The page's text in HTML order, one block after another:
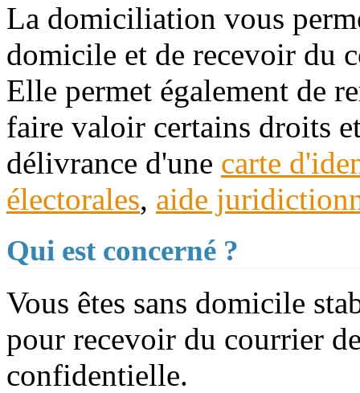
La domiciliation vous
domicile et de recevoir du
Elle permet également de
faire valoir certains droits
délivrance d'une carte
électorales, aide
Qui est concerné ?
Vous êtes sans domicile
pour recevoir du courrier
confidentielle.